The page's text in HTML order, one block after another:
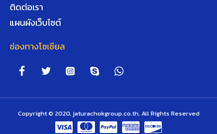
ติดต่อเรา
แผนผังเว็บไซต์
ช่องทางโซเชียล
Copyright © 2020, jaturachokgroup.co.th, All Rights Reserved